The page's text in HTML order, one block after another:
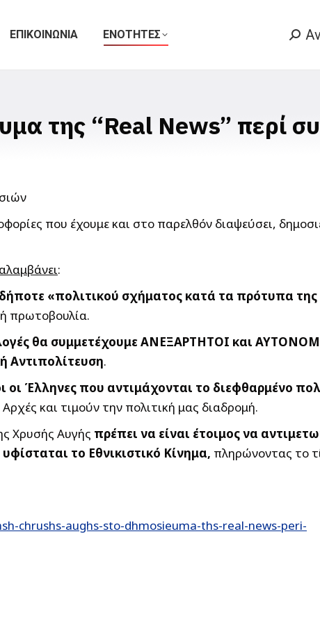
ΕΠΙΚΟΙΝΩΝΙΑ ΕΝΟΤΗΤΕΣ
της “Real News” περί
που έχουμε και στο παρελθόν διαψεύσει,
:
«πολιτικού σχήματος κατά τα πρότυπα
πρωτοβουλία.
θα συμμετέχουμε ΑΝΕΞΑΡΤΗΤΟΙ και
Αντιπολίτευση.
οι Έλληνες που αντιμάχονται το διεφθαρμένο
και τιμούν την πολιτική μας διαδρομή.
Χρυσής Αυγής πρέπει να είναι έτοιμος να
το Εθνικιστικό Κίνημα, πληρώνοντας το
chrushs-aughs-sto-dhmosieuma-ths-real-news-peri-